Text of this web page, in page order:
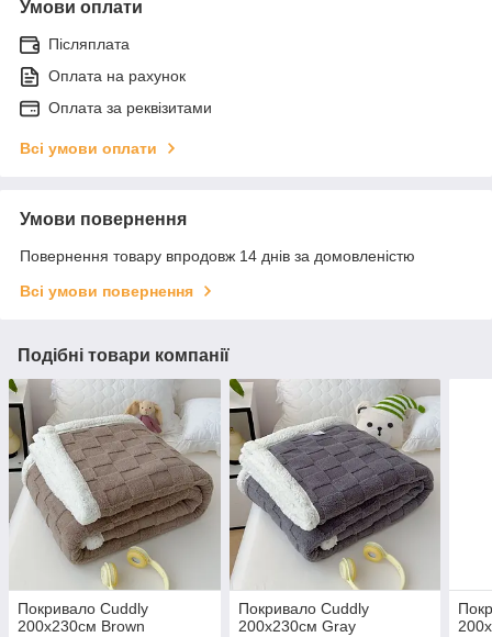
Умови оплати
Післяплата
Оплата на рахунок
Оплата за реквізитами
Всі умови оплати
Умови повернення
Повернення товару впродовж 14 днів за домовленістю
Всі умови повернення
Подібні товари компанії
Покривало Cuddly
200х230см Brown
Покривало Cuddly
200х230см Gray